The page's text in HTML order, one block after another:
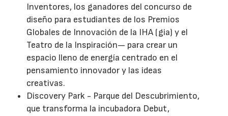
Inventores, los ganadores del concurso de
diseño para estudiantes de los Premios
Globales de Innovación de la IHA (gia) y el
Teatro de la Inspiración— para crear un
espacio lleno de energía centrado en el
pensamiento innovador y las ideas
creativas.
Discovery Park - Parque del Descubrimiento,
que transforma la incubadora Debut,